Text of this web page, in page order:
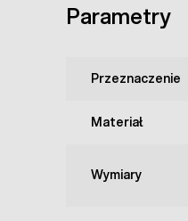
Parametry
Przeznaczenie
Materiał
Wymiary